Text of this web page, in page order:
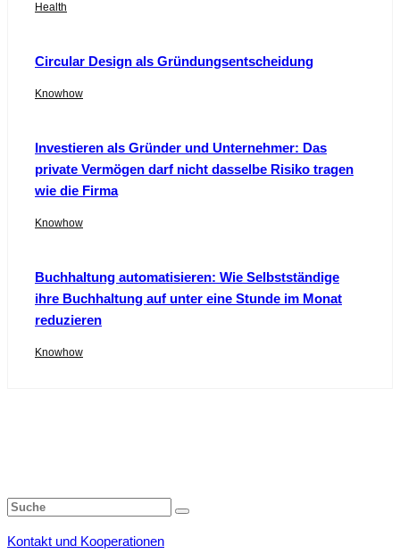
Health
Circular Design als Gründungsentscheidung
Knowhow
Investieren als Gründer und Unternehmer: Das
private Vermögen darf nicht dasselbe Risiko tragen
wie die Firma
Knowhow
Buchhaltung automatisieren: Wie Selbstständige
ihre Buchhaltung auf unter eine Stunde im Monat
reduzieren
Knowhow
Kontakt und Kooperationen